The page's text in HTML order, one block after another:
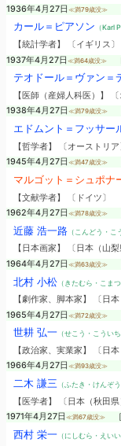
1936年4月27日 ≪満79歳没≫
カール＝ピアソン （Karl
【統計学者】 〔イギリス〕
1937年4月27日 ≪満64歳没≫
テオドール＝ヴァン＝
【医師（産婦人科医）】 〔
1938年4月27日 ≪満79歳没≫
エドムント＝フッサー
【哲学者】 〔オーストリア
1945年4月27日 ≪満47歳没≫
マルゴット＝シュポナ
【文献学者】 〔ドイツ〕
1962年4月27日 ≪満78歳没≫
近藤 浩一路（こんどう・こ
【日本画家】 〔日本（山梨
1964年4月27日 ≪満63歳没≫
北村 小松（きたむら・こまつ
【劇作家、脚本家】 〔日本
1965年4月27日 ≪満72歳没≫
世耕 弘一（せこう・こういち
【政治家、実業家】 〔日本
1966年4月27日 ≪満93歳没≫
二木 謙三 （ふたき・けんぞう
【医学者】 〔日本（秋田県
1971年4月27日 ≪満67歳没≫ ［
西村 栄一（にしむら・えいい